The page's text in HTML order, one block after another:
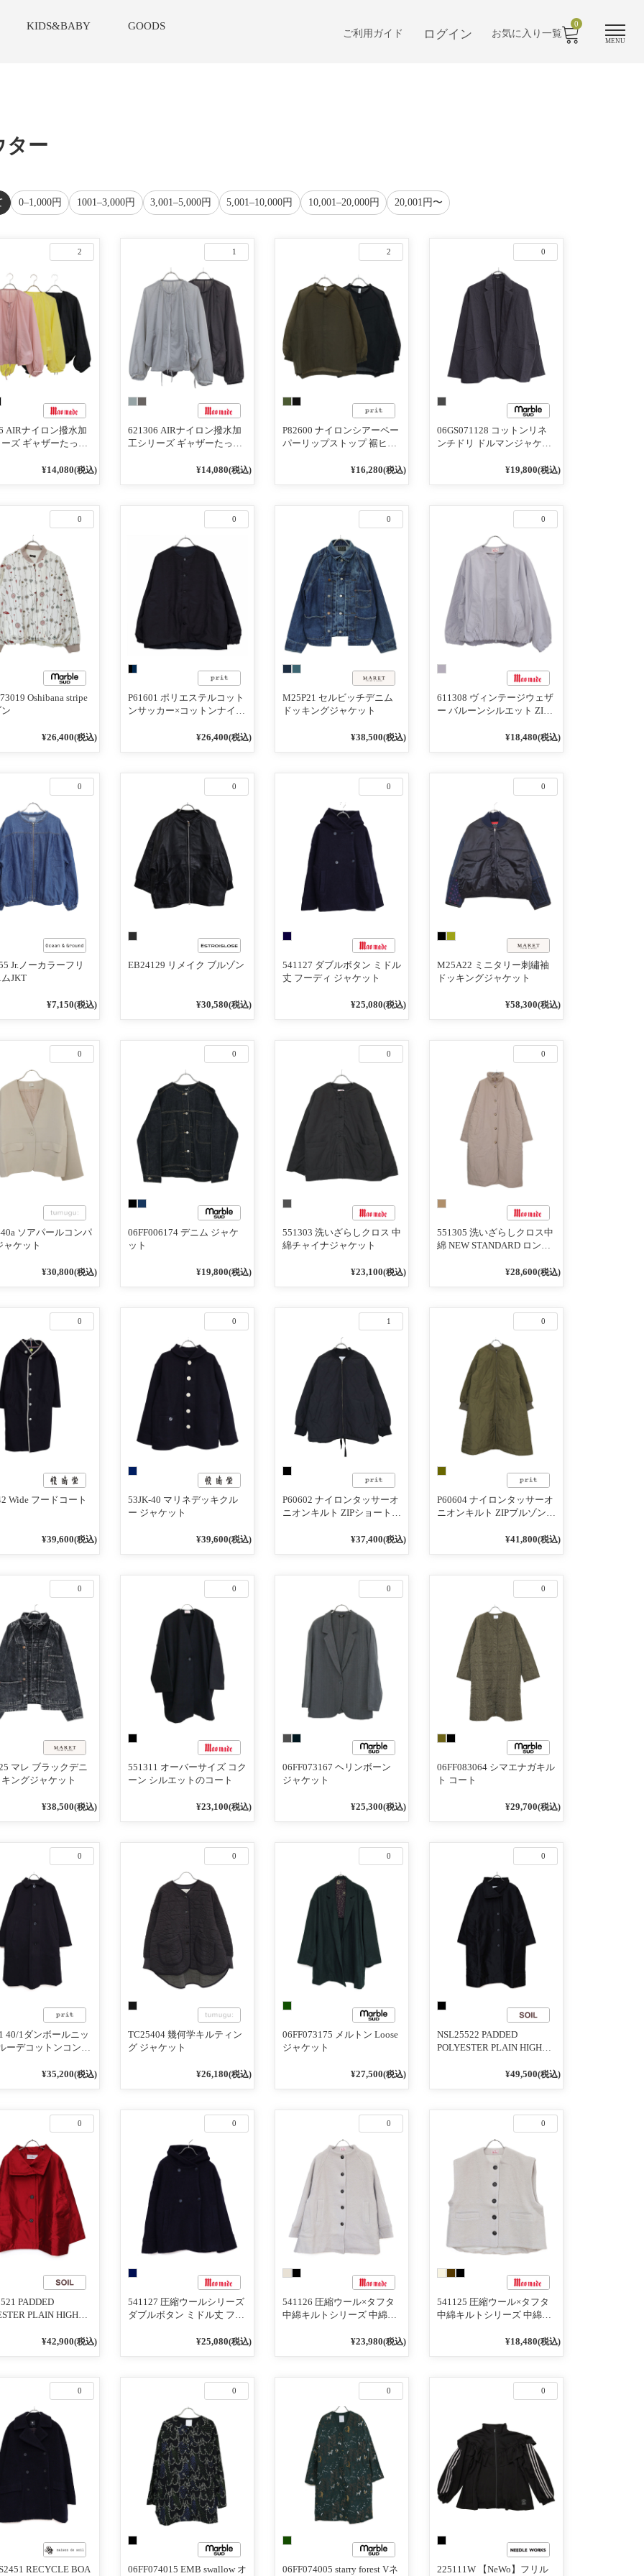
KIDS&BABY GOODS
MENU
ご利用ガイド ログイン お気に入り一覧
0
ター
0–1,000円 1001–3,000円 3,001–5,000円 5,001–10,000円 10,001–20,000円 20,001円〜
2
AIRナイロン撥水加
ズ ギャザーたっぷ
¥14,080(税込)
1
621306 AIRナイロン撥水加
工シリーズ ギャザーたっぷ
¥14,080(税込)
2
P82600 ナイロンシアーペー
パーリップストップ 裾ヒモ
¥16,280(税込)
0
06GS071128 コットンリネ
ンチドリ ドルマンジャケッ
¥19,800(税込)
0
Oshibana stripe
¥26,400(税込)
0
P61601 ポリエステルコット
ンサッカー×コットンナイロ
バーシブルノーカラーブル
¥26,400(税込)
0
M25P21 セルビッチデニム
ドッキングジャケット
¥38,500(税込)
0
611308 ヴィンテージウェザ
ー バルーンシルエット ZIP
¥18,480(税込)
0
Jr.ノーカラーフリ
JKT
¥7,150(税込)
0
EB24129 リメイク ブルゾン
¥30,580(税込)
0
541127 ダブルボタン ミドル
丈 フーディ ジャケット
¥25,080(税込)
0
M25A22 ミニタリー刺繡袖
ドッキングジャケット
¥58,300(税込)
0
ソアパールコンパ
ャケット
¥30,800(税込)
0
06FF006174 デニム ジャケ
ット
¥19,800(税込)
0
551303 洗いざらしクロス 中
綿チャイナジャケット
¥23,100(税込)
0
551305 洗いざらしクロス中
綿 NEW STANDARD ロング
¥28,600(税込)
0
Wide フードコート
¥39,600(税込)
0
53JK-40 マリネデッキクル
ー ジャケット
¥39,600(税込)
1
P60602 ナイロンタッサーオ
ニオンキルト ZIPショートブ
¥37,400(税込)
0
P60604 ナイロンタッサーオ
ニオンキルト ZIPブルゾンコ
¥41,800(税込)
0
マレ ブラックデニ
ングジャケット
¥38,500(税込)
0
551311 オーバーサイズ コク
ーン シルエットのコート
¥23,100(税込)
0
06FF073167 ヘリンボーン
ジャケット
¥25,300(税込)
0
06FF083064 シマエナガキル
ト コート
¥29,700(税込)
0
40/1ダンボールニッ
ーデコットンコンパ
ラーコート¥35,200(税込)
0
TC25404 幾何学キルティン
グ ジャケット
¥26,180(税込)
0
06FF073175 メルトン Loose
ジャケット
¥27,500(税込)
0
NSL25522 PADDED
POLYESTER PLAIN HIGH
¥49,500(税込)
0
PADDED
PLAIN HIGH
¥42,900(税込)
0
541127 圧縮ウールシリーズ
ダブルボタン ミドル丈 フー
¥25,080(税込)
0
541126 圧縮ウール×タフタ
中綿キルトシリーズ 中綿キ
いモックネックAラインコー
¥23,980(税込)
0
541125 圧縮ウール×タフタ
中綿キルトシリーズ 中綿キ
いゆったりサイズのベスト
¥18,480(税込)
0
RECYCLE BOA
0
06FF074015 EMB swallow オ
0
06FF074005 starry forest Vネ
0
225111W 【NeWo】フリル